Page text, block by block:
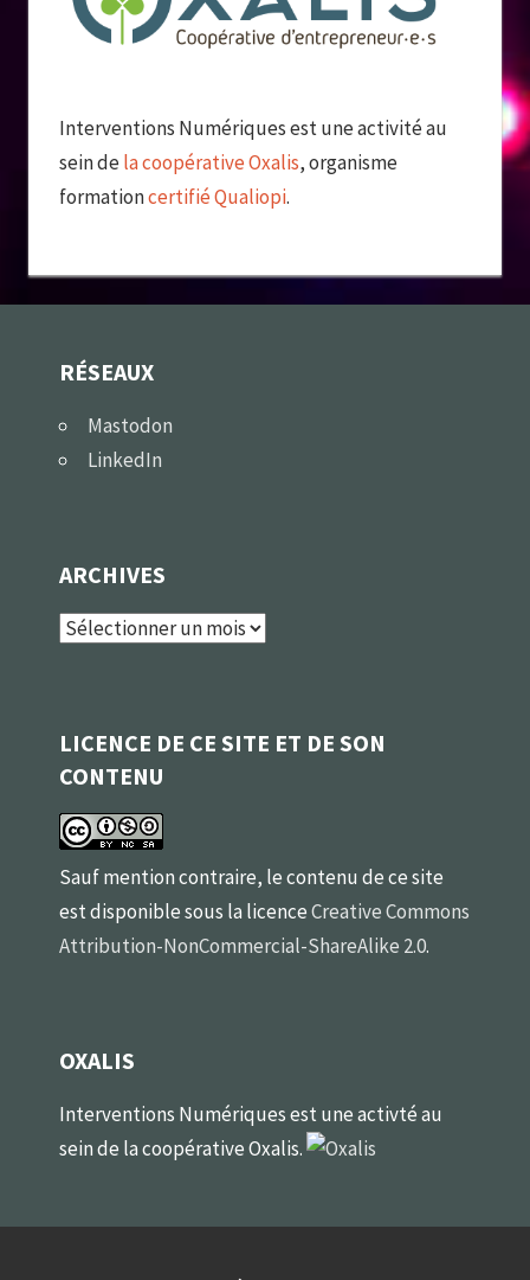
Interventions Numériques est une activité au
sein dela coopérative Oxalis, organisme
formationcertifié Qualiopi.
RÉSEAUX
Mastodon
LinkedIn
ARCHIVES
Archives
LICENCE DE CE SITE ET DE SON
CONTENU
Sauf mention contraire, le contenu de ce site
est disponible sous la licenceCreative Commons
Attribution-NonCommercial-ShareAlike 2.0.
OXALIS
Interventions Numériques est une activté au
sein de la coopérative Oxalis.